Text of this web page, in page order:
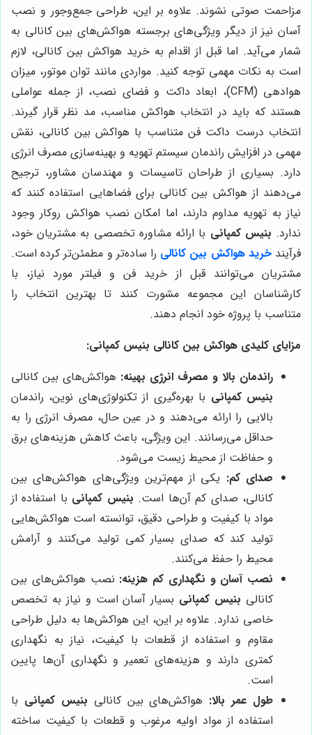
مزاحمت صوتی نشوند. علاوه بر این، طراحی جمع‌وجور و نصب
آسان نیز از دیگر ویژگی‌های برجسته هواکش‌های بین کانالی به
شمار می‌آید. اما قبل از اقدام به خرید هواکش بین کانالی، لازم
است به نکات مهمی توجه کنید. مواردی مانند توان موتور، میزان
هوادهی (CFM)، ابعاد داکت و فضای نصب، از جمله عواملی
هستند که باید در انتخاب هواکش مناسب، مد نظر قرار گیرند.
انتخاب درست داکت فن متناسب با هواکش بین کانالی، نقش
مهمی در افزایش راندمان سیستم تهویه و بهینه‌سازی مصرف انرژی
دارد. بسیاری از طراحان تاسیسات و مهندسان مشاور، ترجیح
می‌دهند از هواکش بین کانالی برای فضاهایی استفاده کنند که
نیاز به تهویه مداوم دارند، اما امکان نصب هواکش روکار وجود
ندارد. بنیس کمپانی با ارائه مشاوره تخصصی به مشتریان خود،
فرآیندخرید هواکش بین کانالی را ساده‌تر و مطمئن‌تر کرده است.
مشتریان می‌توانند قبل از خرید فن و فیلتر مورد نیاز، با
کارشناسان این مجموعه مشورت کنند تا بهترین انتخاب را
متناسب با پروژه خود انجام دهند.
مزایای کلیدی هواکش بین کانالی بنیس کمپانی:
راندمان بالا و مصرف انرژی بهینه: هواکش‌های بین کانالی
بنیس کمپانی با بهره‌گیری از تکنولوژی‌های نوین، راندمان
بالایی را ارائه می‌دهند و در عین حال، مصرف انرژی را به
حداقل می‌رسانند. این ویژگی، باعث کاهش هزینه‌های برق
و حفاظت از محیط زیست می‌شود.
صدای کم: یکی از مهم‌ترین ویژگی‌های هواکش‌های بین
کانالی، صدای کم آن‌ها است. بنیس کمپانی با استفاده از
مواد با کیفیت و طراحی دقیق، توانسته است هواکش‌هایی
تولید کند که صدای بسیار کمی تولید می‌کنند و آرامش
محیط را حفظ می‌کنند.
نصب آسان و نگهداری کم هزینه: نصب هواکش‌های بین
کانالی بنیس کمپانی بسیار آسان است و نیاز به تخصص
خاصی ندارد. علاوه بر این، این هواکش‌ها به دلیل طراحی
مقاوم و استفاده از قطعات با کیفیت، نیاز به نگهداری
کمتری دارند و هزینه‌های تعمیر و نگهداری آن‌ها پایین
است.
طول عمر بالا: هواکش‌های بین کانالی بنیس کمپانی با
استفاده از مواد اولیه مرغوب و قطعات با کیفیت ساخته